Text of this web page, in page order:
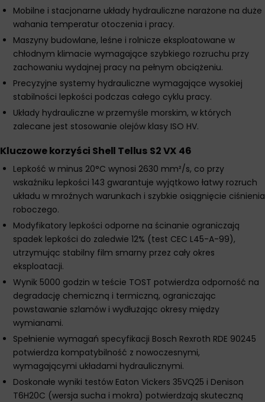
Mobilne i stacjonarne układy hydrauliczne narażone na duże
wahania temperatur otoczenia i pracy.
Maszyny budowlane, leśne i rolnicze eksploatowane w
chłodnym klimacie wymagające szybkiego rozruchu przy
zachowaniu wydajnej pracy na pełnym obciążeniu.
Precyzyjne systemy hydrauliczne wymagające wysokiej
stabilności lepkości podczas całego cyklu pracy.
Układy hydrauliczne w przemyśle morskim, w których
zalecane jest stosowanie olejów klasy ISO HV.
Kluczowe korzyści Shell Tellus S2 VX 46
Lepkość w minus 20°C wynosi 2630 mm²/s, co przy
wskaźniku lepkości 143 gwarantuje wyjątkowo łatwy rozruch
układu w mroźnych warunkach i szybkie osiągnięcie ciśnienia
roboczego.
Modyfikatory lepkości odporne na ścinanie ograniczają
spadek lepkości do zaledwie 12% (test CEC L45-A-99),
utrzymując stabilny film smarny przez cały okres
eksploatacji.
Wynik 5000 godzin w teście TOST potwierdza odporność na
degradację chemiczną i termiczną, ograniczając
powstawanie szlamów i wydłużając okresy między
wymianami.
Spełnienie wymagań specyfikacji Bosch Rexroth RDE 90245
potwierdza kompatybilność z nowoczesnymi,
wymagającymi układami hydraulicznymi.
Doskonałe wyniki testów Eaton Vickers 35VQ25 i Denison
T6H20C (wersja sucha i mokra) potwierdzają skuteczną